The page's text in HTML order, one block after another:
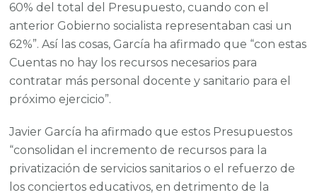
60% del total del Presupuesto, cuando con el
anterior Gobierno socialista representaban casi un
62%”. Así las cosas, García ha afirmado que “con estas
Cuentas no hay los recursos necesarios para
contratar más personal docente y sanitario para el
próximo ejercicio”.
Javier García ha afirmado que estos Presupuestos
“consolidan el incremento de recursos para la
privatización de servicios sanitarios o el refuerzo de
los conciertos educativos, en detrimento de la